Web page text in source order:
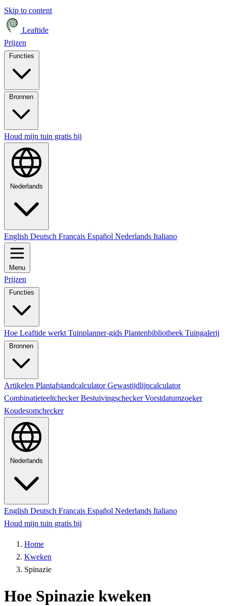
Skip to content
Leaftide
Prijzen
Houd mijn tuin gratis bij
Nederlands
English Deutsch Français Español Nederlands Italiano
Menu
Prijzen
Functies
Hoe Leaftide werkt Tuinplanner-gids Plantenbibliotheek Tuingalerij
Bronnen
Artikelen PlantafstandcalculatorGewastijdlijncalculator
CombinatieteeltcheckerBestuivingscheckerVorstdatumzoeker
Koudesomchecker
Nederlands
English Deutsch Français Español Nederlands Italiano
Houd mijn tuin gratis bij
Home
Kweken
Spinazie
Hoe Spinazie kweken